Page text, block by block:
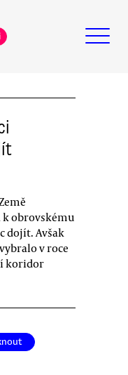
k obrovskému
dojít. Avšak
v roce
koridor